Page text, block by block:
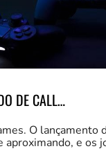
DE CALL…
O lançamento
aproximando, e os